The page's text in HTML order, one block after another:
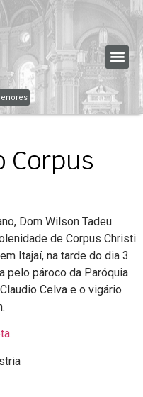
Corpus
Dom Wilson Tadeu
de Corpus Christi
Itajaí, na tarde do dia 3
pelo pároco da Paróquia
Celva e o vigário